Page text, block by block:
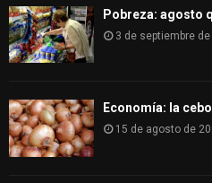
Pobreza: agosto
3 de septiembre
Economía: la
15 de agosto de